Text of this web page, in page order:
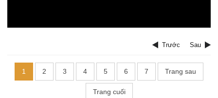
Trước Sau
1 2 3 4 5 6 7 Trang sau
Trang cuối